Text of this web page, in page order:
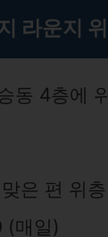
라운지
동 4층에
은 편 위층
(매일)